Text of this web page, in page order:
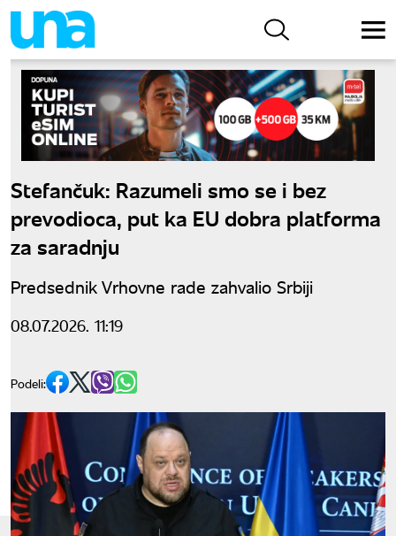
Stefančuk: Razumeli smo se i bez
prevodioca, put ka EU dobra platforma
za saradnju
Predsednik Vrhovne rade zahvalio Srbiji
08.07.2026. 11:19
Podeli: